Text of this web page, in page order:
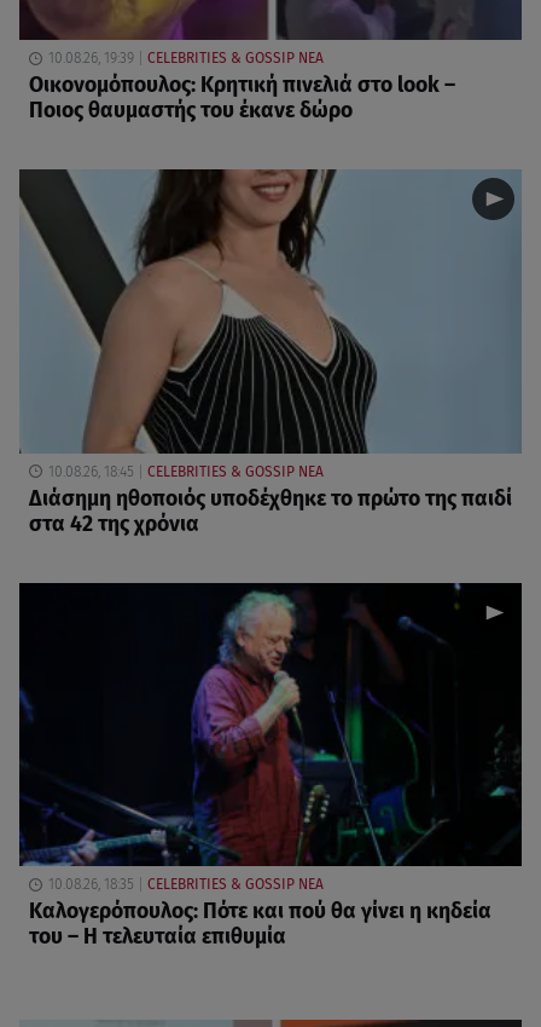
10.08.26, 19:39 CELEBRITIES & GOSSIP ΝΕΑ
Οικονομόπουλος: Κρητική πινελιά στο look –
Ποιος θαυμαστής του έκανε δώρο
10.08.26, 18:45 CELEBRITIES & GOSSIP ΝΕΑ
Διάσημη ηθοποιός υποδέχθηκε το πρώτο της παιδί
στα 42 της χρόνια
10.08.26, 18:35 CELEBRITIES & GOSSIP ΝΕΑ
Καλογερόπουλος: Πότε και πού θα γίνει η κηδεία
του – Η τελευταία επιθυμία